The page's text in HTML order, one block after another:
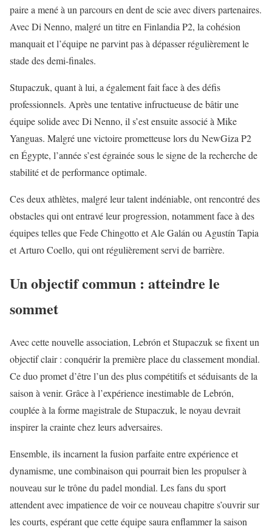
paire a mené à un parcours en dent de scie avec divers partenaires.
Avec Di Nenno, malgré un titre en Finlandia P2, la cohésion
manquait et l’équipe ne parvint pas à dépasser régulièrement le
stade des demi-finales.
Stupaczuk, quant à lui, a également fait face à des défis
professionnels. Après une tentative infructueuse de bâtir une
équipe solide avec Di Nenno, il s’est ensuite associé à Mike
Yanguas. Malgré une victoire prometteuse lors du NewGiza P2
en Égypte, l’année s’est égrainée sous le signe de la recherche de
stabilité et de performance optimale.
Ces deux athlètes, malgré leur talent indéniable, ont rencontré des
obstacles qui ont entravé leur progression, notamment face à des
équipes telles que Fede Chingotto et Ale Galán ou Agustín Tapia
et Arturo Coello, qui ont régulièrement servi de barrière.
Un objectif commun : atteindre le
sommet
Avec cette nouvelle association, Lebrón et Stupaczuk se fixent un
objectif clair : conquérir la première place du classement mondial.
Ce duo promet d’être l’un des plus compétitifs et séduisants de la
saison à venir. Grâce à l’expérience inestimable de Lebrón,
couplée à la forme magistrale de Stupaczuk, le noyau devrait
inspirer la crainte chez leurs adversaires.
Ensemble, ils incarnent la fusion parfaite entre expérience et
dynamisme, une combinaison qui pourrait bien les propulser à
nouveau sur le trône du padel mondial. Les fans du sport
attendent avec impatience de voir ce nouveau chapitre s’ouvrir sur
les courts, espérant que cette équipe saura enflammer la saison